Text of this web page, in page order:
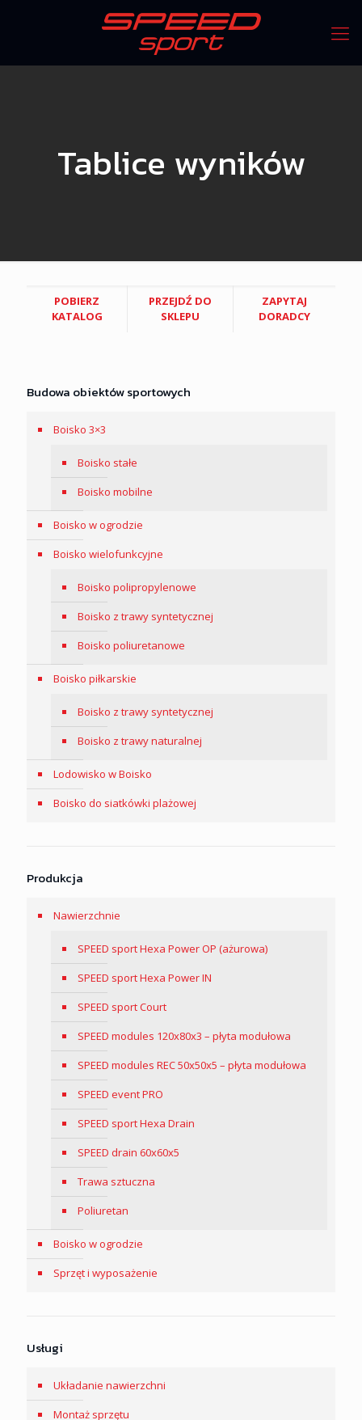
Tablice wyników
POBIERZ
KATALOG
PRZEJDŹ DO
SKLEPU
ZAPYTAJ
DORADCY
Budowa obiektów sportowych
Boisko 3×3
Boisko stałe
Boisko mobilne
Boisko w ogrodzie
Boisko wielofunkcyjne
Boisko polipropylenowe
Boisko z trawy syntetycznej
Boisko poliuretanowe
Boisko piłkarskie
Boisko z trawy syntetycznej
Boisko z trawy naturalnej
Lodowisko w Boisko
Boisko do siatkówki plażowej
Produkcja
Nawierzchnie
SPEED sport Hexa Power OP (ażurowa)
SPEED sport Hexa Power IN
SPEED sport Court
SPEED modules 120x80x3 – płyta modułowa
SPEED modules REC 50x50x5 – płyta modułowa
SPEED event PRO
SPEED sport Hexa Drain
SPEED drain 60x60x5
Trawa sztuczna
Poliuretan
Boisko w ogrodzie
Sprzęt i wyposażenie
Usługi
Układanie nawierzchni
Montaż sprzętu